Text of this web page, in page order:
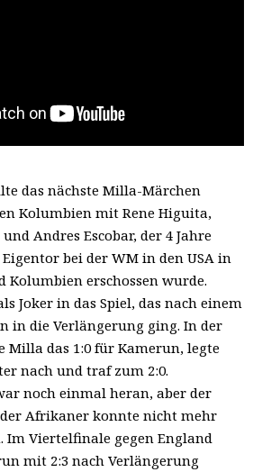
das nächste Milla-Märchen
Kolumbien mit Rene Higuita,
Andres Escobar, der 4 Jahre
bei der WM in den USA in
Kolumbien erschossen wurde.
Joker in das Spiel, das nach einem
in die Verlängerung ging. In der
Milla das 1:0 für Kamerun, legte
nach und traf zum 2:0.
noch einmal heran, aber der
Afrikaner konnte nicht mehr
Im Viertelfinale gegen England
mit 2:3 nach Verlängerung